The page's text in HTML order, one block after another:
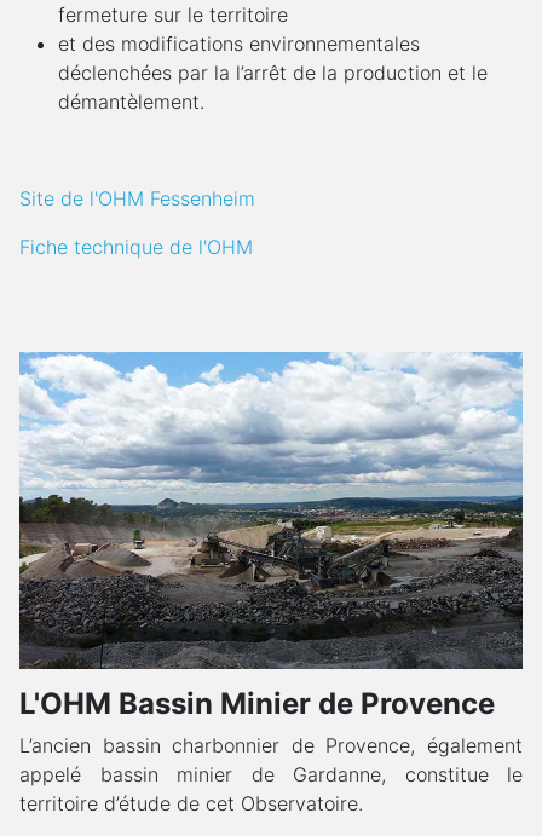
fermeture sur le territoire
et des modifications environnementales
déclenchées par la l’arrêt de la production et le
démantèlement.
Site de l'OHM Fessenheim
Fiche technique de l'OHM
L'OHM Bassin Minier de Provence
L’ancien bassin charbonnier de Provence, également
appelé bassin minier de Gardanne, constitue le
territoire d’étude de cet Observatoire.